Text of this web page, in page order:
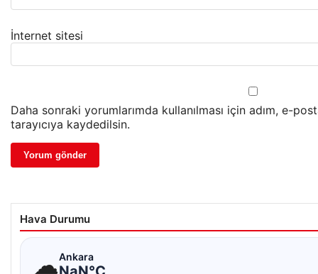
İnternet sitesi
Daha sonraki yorumlarımda kullanılması için adım, e-
tarayıcıya kaydedilsin.
Hava Durumu
☁Ankara